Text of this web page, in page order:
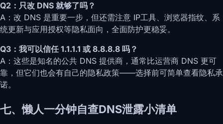
Q2：只改 DNS 就够了吗？
A：改 DNS 是重要一步，但还需注意 IP工具、浏览器指纹、系
统更新与应用授权等隐私面向，全面防护更稳妥。
Q3：我可以信任 1.1.1.1 或 8.8.8.8 吗？
A：这些是知名的公共 DNS 提供商，通常比运营商 DNS 更可
靠，但它们也会有自己的隐私政策——选择前可简单查看隐私承
诺。
七、懒人一分钟自查DNS泄露小清单